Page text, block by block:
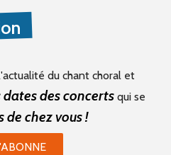
du chant choral et
dates des concertsqui se
de chez vous !